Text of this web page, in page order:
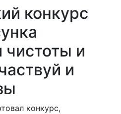
конкурс
чистоты и
и
конкурс,